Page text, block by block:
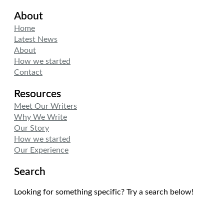
About
Home
Latest News
About
How we started
Contact
Resources
Meet Our Writers
Why We Write
Our Story
How we started
Our Experience
Search
Looking for something specific? Try a search below!